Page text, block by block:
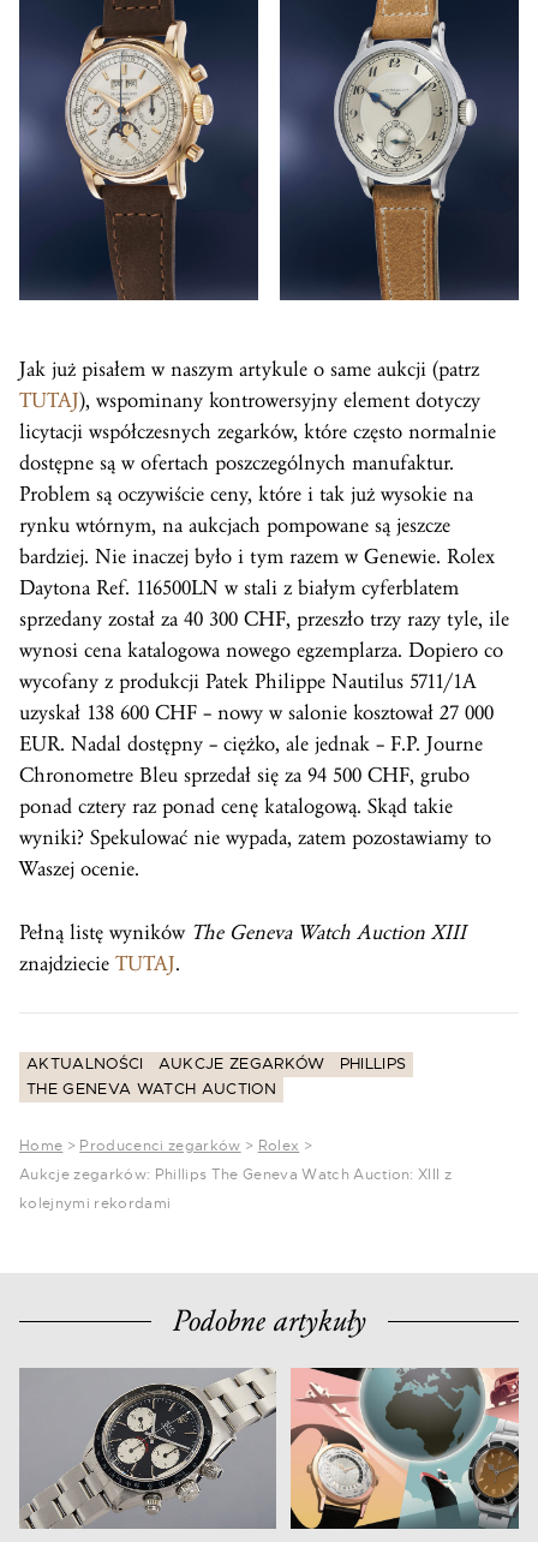
Jak już pisałem w naszym artykule o same aukcji (patrz
TUTAJ), wspominany kontrowersyjny element dotyczy
licytacji współczesnych zegarków, które często normalnie
dostępne są w ofertach poszczególnych manufaktur.
Problem są oczywiście ceny, które i tak już wysokie na
rynku wtórnym, na aukcjach pompowane są jeszcze
bardziej. Nie inaczej było i tym razem w Genewie. Rolex
Daytona Ref. 116500LN w stali z białym cyferblatem
sprzedany został za 40 300 CHF, przeszło trzy razy tyle, ile
wynosi cena katalogowa nowego egzemplarza. Dopiero co
wycofany z produkcji Patek Philippe Nautilus 5711/1A
uzyskał 138 600 CHF – nowy w salonie kosztował 27 000
EUR. Nadal dostępny – ciężko, ale jednak – F.P. Journe
Chronometre Bleu sprzedał się za 94 500 CHF, grubo
ponad cztery raz ponad cenę katalogową. Skąd takie
wyniki? Spekulować nie wypada, zatem pozostawiamy to
Waszej ocenie.
Pełną listę wyników The Geneva Watch Auction XIII
znajdziecie TUTAJ.
AKTUALNOŚCI AUKCJE ZEGARKÓW
PHILLIPS
THE GENEVA WATCH AUCTION
Home > Producenci zegarków > Rolex >
Aukcje zegarków: Phillips The Geneva Watch Auction: XIII z
kolejnymi rekordami
Podobne artykuły